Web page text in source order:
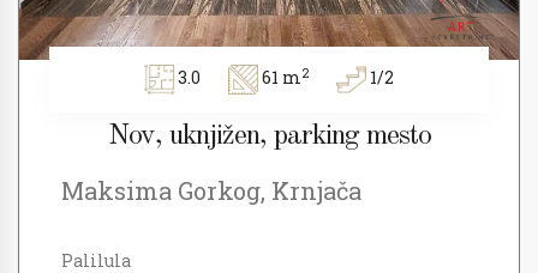
3.0 61 m2 1/2
Nov, uknjižen, parking mesto
Maksima Gorkog, Krnjača
Palilula